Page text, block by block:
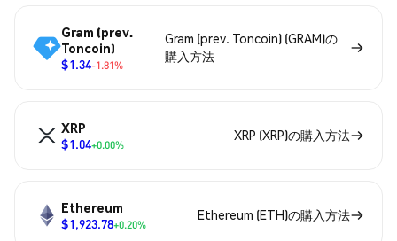
Gram (prev.
Toncoin)
$1.34-1.81%
Gram (prev. Toncoin) (GRAM)の
購入方法
XRP
$1.04+0.00%
XRP (XRP)の購入方法
Ethereum
$1,923.78+0.20%
Ethereum (ETH)の購入方法